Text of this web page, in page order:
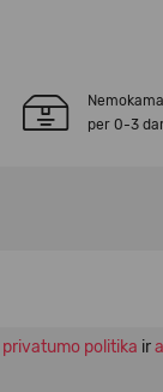
per 0-3
privatumo politika ir